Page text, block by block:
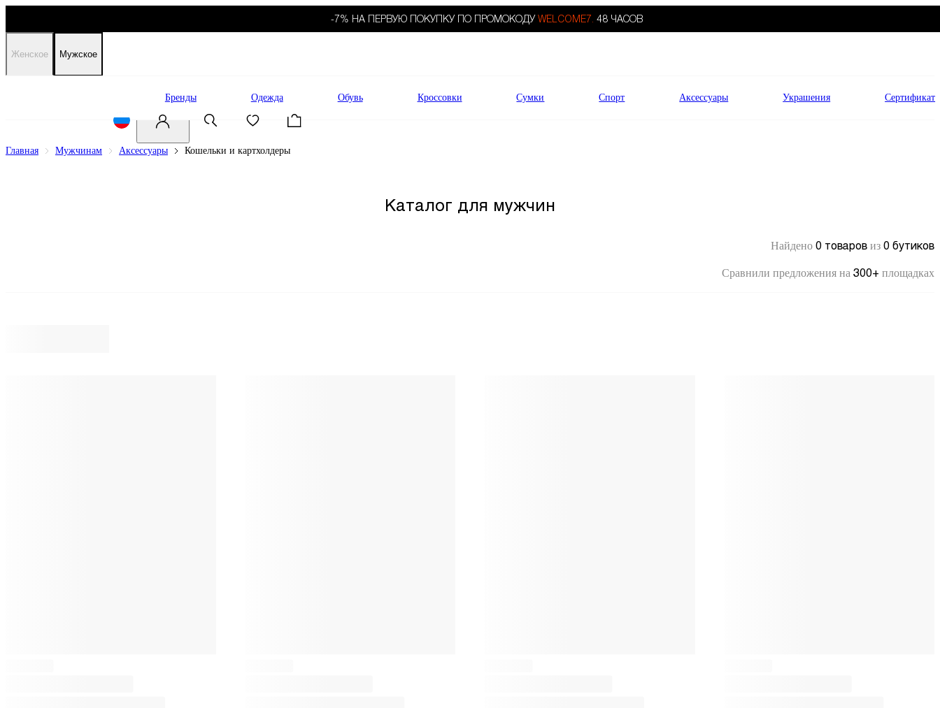
-7% НА ПЕРВУЮ ПОКУПКУ ПО ПРОМОКОДУ WELCOME7. 48 ЧАСОВ
Женское Мужское
Бренды Одежда Обувь Кроссовки Сумки Спорт Аксессуары Украшения Сертификат
Главная Мужчинам Аксессуары Кошельки и картхолдеры
Каталог для мужчин
Найдено 0 товаров из 0 бутиков
Сравнили предложения на 300+ площадках